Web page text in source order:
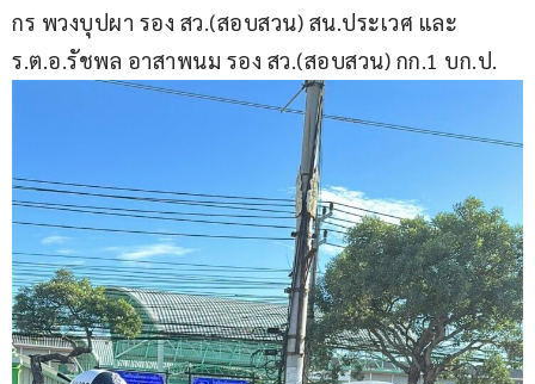
กร พวงบุปผา รอง สว.(สอบสวน) สน.ประเวศ และ
ร.ต.อ.รัชพล อาสาพนม รอง สว.(สอบสวน) กก.1 บก.ป.